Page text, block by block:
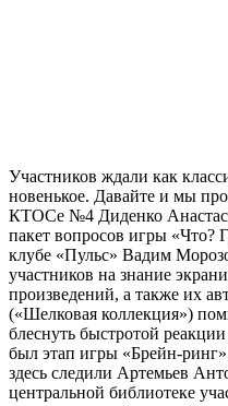
Участников ждали как
новенькое. Давайте и мы
КТОСе №4 Диденко
пакет вопросов игры «Что?
клубе «Пульс» Вадим
участников на знание
произведений, а также их
(«Шелковая коллекция»)
блеснуть быстротой
был этап игры «Брейн-
здесь следили Артемьев
центральной библиотеке